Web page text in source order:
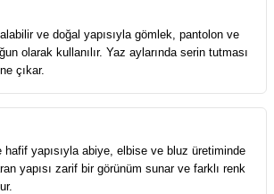
ve doğal yapısıyla gömlek, pantolon ve
olarak kullanılır. Yaz aylarında serin tutması
çıkar.
yapısıyla abiye, elbise ve bluz üretiminde
yapısı zarif bir görünüm sunar ve farklı renk